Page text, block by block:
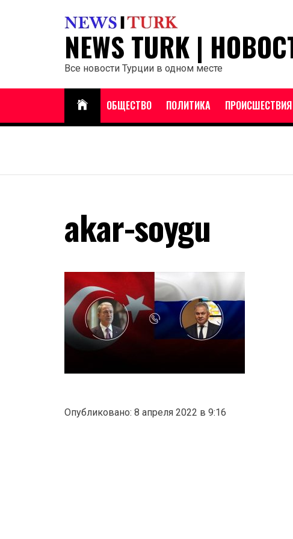
NEWS TURK |
Все новости Турции в одном месте
ОБЩЕСТВО ПОЛИТИКА ПРОИСШЕСТВИЯ
akar-soygu
Опубликовано: 8 апреля 2022 в 9:16